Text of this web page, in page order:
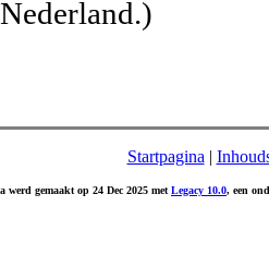
Startpagina |
werd gemaakt op 24 Dec 2025 met Legacy 10.0, een